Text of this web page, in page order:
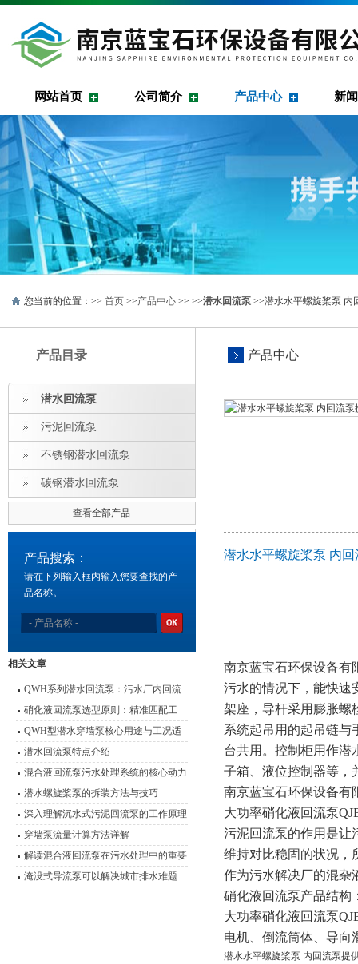
网站首页 公司简介 产品中心 新
您当前的位置：>> 首页 >>产品中心 >> >>潜水回流泵 >>潜水水平螺旋桨泵 内
产品目录
潜水回流泵
污泥回流泵
不锈钢潜水回流泵
碳钢潜水回流泵
查看全部产品
产品搜索：
请在下列输入框内输入您要查找的产
品名称。
相关文章
QWH系列潜水回流泵：污水厂内回流
的高效心脏
硝化液回流泵选型原则：精准匹配工
艺，实现高效脱氮
QWH型潜水穿墙泵核心用途与工况适
应性分析
潜水回流泵特点介绍
混合液回流泵污水处理系统的核心动力
装置
潜水螺旋桨泵的拆装方法与技巧
深入理解沉水式污泥回流泵的工作原理
穿墙泵流量计算方法详解
解读混合液回流泵在污水处理中的重要
作用
淹没式导流泵可以解决城市排水难题
产品中心
潜水水平螺旋桨泵 内
南京蓝宝石环保设备有
污水的情况下，能快速
架座，导杆采用膨胀螺
系统起吊用的起吊链与
台共用。控制柜用作潜
子箱、液位控制器等，
南京蓝宝石环保设备有
大功率硝化液回流泵
污泥回流泵的作用是让
维持对比稳固的状况，
作为污水解决厂的混杂
硝化液回流泵产品结构
大功率硝化液回流泵
电机、倒流筒体、导向
潜水水平螺旋桨泵 内回流泵提